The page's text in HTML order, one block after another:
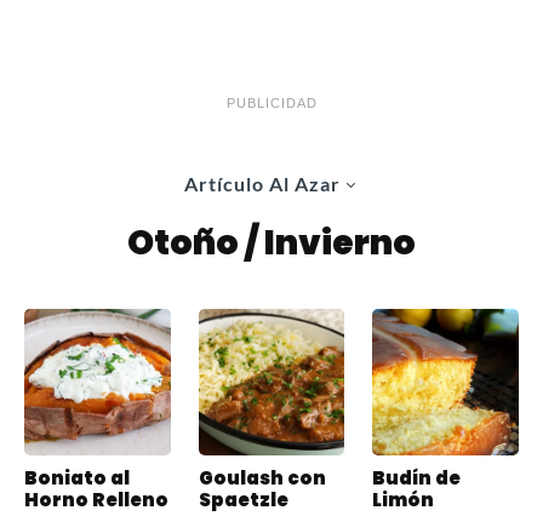
PUBLICIDAD
Artículo Al Azar
Otoño / Invierno
Boniato al
Horno Relleno
Goulash con
Spaetzle
Budín de
Limón